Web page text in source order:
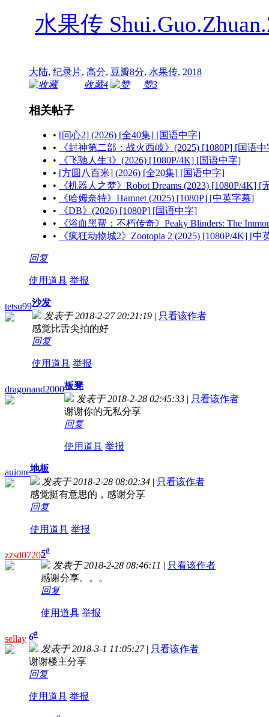
水果传
大陆, 纪录片, 高分, 豆瓣8分, 水果传, 2018
收藏4 赞3
相关帖子
• [问心2] (2026) [全40集] [国语中字]
•
《封神第二部：战火西岐》(2025) [1080P] [国语
•
《飞驰人生3》(2026) [1080P/4K] [国语中字]
• [方圆八百米] (2026) [全20集] [国语中字]
•
《机器人之梦》Robot Dreams (2023) [1080P/4K] [
•
《哈姆奈特》Hamnet (2025) [1080P] [中英字幕]
•
《DB》(2026) [1080P] [国语中字]
•
《浴血黑帮：不朽传奇》Peaky Blinders: The
•
《疯狂动物城2》Zootopia 2 (2025) [1080P/4K] [中
回复
使用道具 举报
tetsu99沙发
发表于 2018-2-27 20:21:19 | 只看该作者
感觉比舌尖拍的好
回复
使用道具 举报
dragonand2000板凳
发表于 2018-2-28 02:45:33 | 只看该作者
谢谢你的无私分享
回复
使用道具 举报
auione地板
发表于 2018-2-28 08:02:34 | 只看该作者
感觉挺有意思的，感谢分享
回复
使用道具 举报
zzsd07205#
发表于 2018-2-28 08:46:11 | 只看该作者
感谢分享。。。
回复
使用道具 举报
sellay 6#
发表于 2018-3-1 11:05:27 | 只看该作者
谢谢楼主分享
回复
使用道具 举报